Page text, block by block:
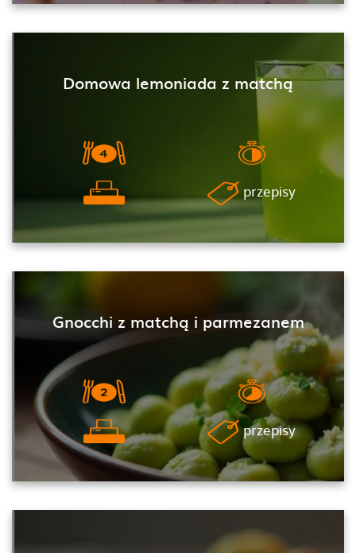
Domowa lemoniada z matchą
przepisy
Gnocchi z matchą i parmezanem
przepisy